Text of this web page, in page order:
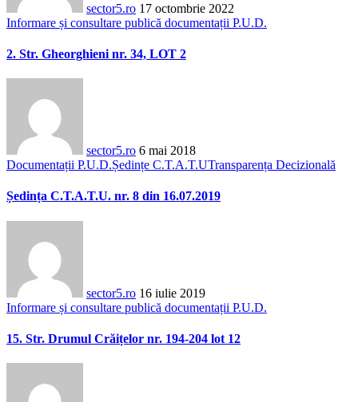
sector5.ro 17 octombrie 2022
Informare și consultare publică documentații P.U.D.
2. Str. Gheorghieni nr. 34, LOT 2
sector5.ro 6 mai 2018
Documentații P.U.D.Ședințe C.T.A.T.UTransparența Decizională
Ședința C.T.A.T.U. nr. 8 din 16.07.2019
sector5.ro 16 iulie 2019
Informare și consultare publică documentații P.U.D.
15. Str. Drumul Crăițelor nr. 194-204 lot 12